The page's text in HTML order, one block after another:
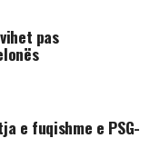
pas
e fuqishme e PSG-